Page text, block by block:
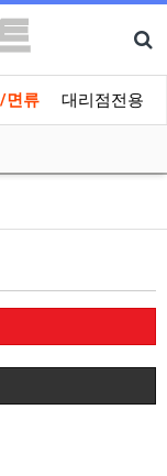
면류 대리점전용